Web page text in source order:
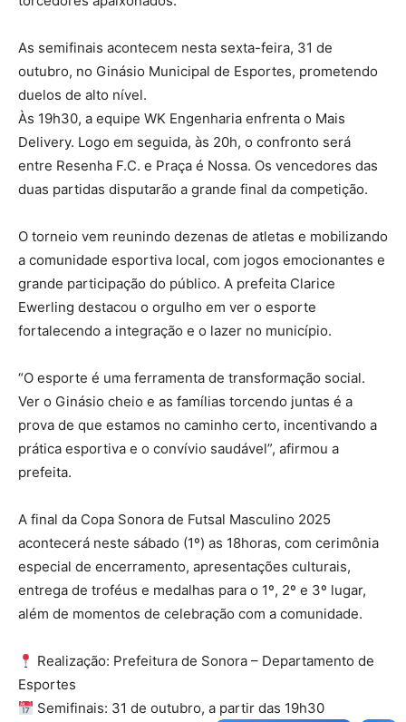
As semifinais acontecem nesta sexta-feira, 31 de
outubro, no Ginásio Municipal de Esportes, prometendo
duelos de alto nível.
Às 19h30, a equipe WK Engenharia enfrenta o Mais
Delivery. Logo em seguida, às 20h, o confronto será
entre Resenha F.C. e Praça é Nossa. Os vencedores das
duas partidas disputarão a grande final da competição.
O torneio vem reunindo dezenas de atletas e mobilizando
a comunidade esportiva local, com jogos emocionantes e
grande participação do público. A prefeita Clarice
Ewerling destacou o orgulho em ver o esporte
fortalecendo a integração e o lazer no município.
“O esporte é uma ferramenta de transformação social.
Ver o Ginásio cheio e as famílias torcendo juntas é a
prova de que estamos no caminho certo, incentivando a
prática esportiva e o convívio saudável”, afirmou a
prefeita.
A final da Copa Sonora de Futsal Masculino 2025
acontecerá neste sábado (1º) as 18horas, com cerimônia
especial de encerramento, apresentações culturais,
entrega de troféus e medalhas para o 1º, 2º e 3º lugar,
além de momentos de celebração com a comunidade.
Realização: Prefeitura de Sonora – Departamento de
Esportes
Semifinais: 31 de outubro, a partir das 19h30